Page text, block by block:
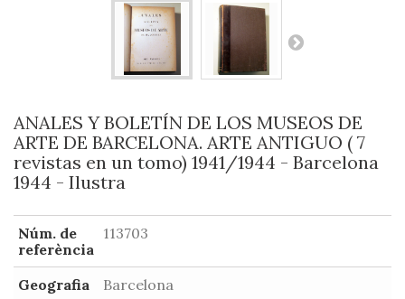
ANALES Y BOLETÍN DE LOS MUSEOS DE
ARTE DE BARCELONA. ARTE ANTIGUO ( 7
revistas en un tomo) 1941/1944 - Barcelona
1944 - Ilustra
Núm. de
referència
113703
Geografia
Barcelona